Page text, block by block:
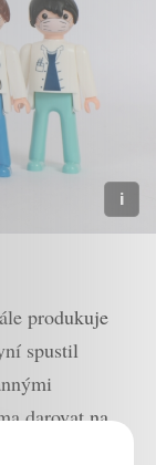
produkuje
spustil
darovat na
nový typ